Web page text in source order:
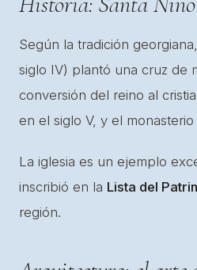
Según la tradición
siglo IV) plantó una cruz de
conversión del reino al
en el siglo V, y el
La iglesia es un ejemplo
inscribió en la Lista del
región.